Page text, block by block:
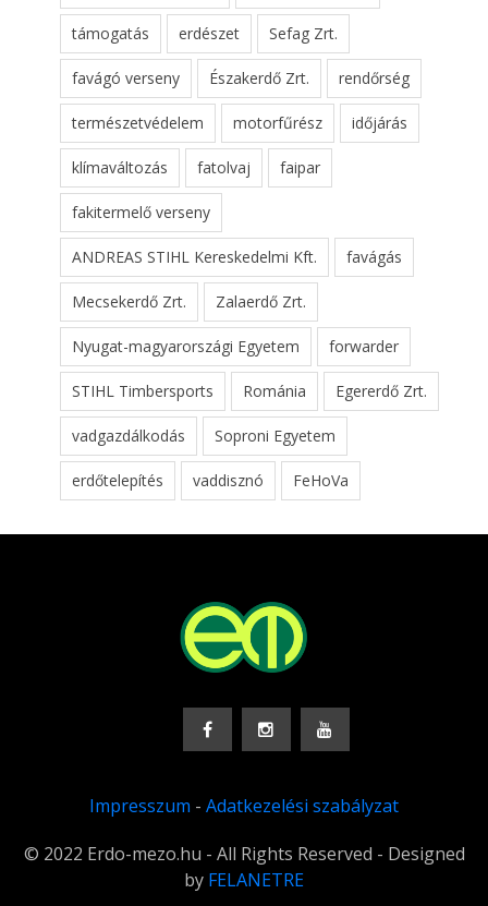
támogatás erdészet Sefag Zrt.
favágó verseny Északerdő Zrt. rendőrség
természetvédelem motorfűrész időjárás
klímaváltozás fatolvaj faipar
fakitermelő verseny
ANDREAS STIHL Kereskedelmi Kft. favágás
Mecsekerdő Zrt. Zalaerdő Zrt.
Nyugat-magyarországi Egyetem forwarder
STIHL Timbersports Románia Egererdő Zrt.
vadgazdálkodás Soproni Egyetem
erdőtelepítés vaddisznó FeHoVa
Impresszum - Adatkezelési szabályzat
© 2022 Erdo-mezo.hu - All Rights Reserved - Designed
by FELANETRE